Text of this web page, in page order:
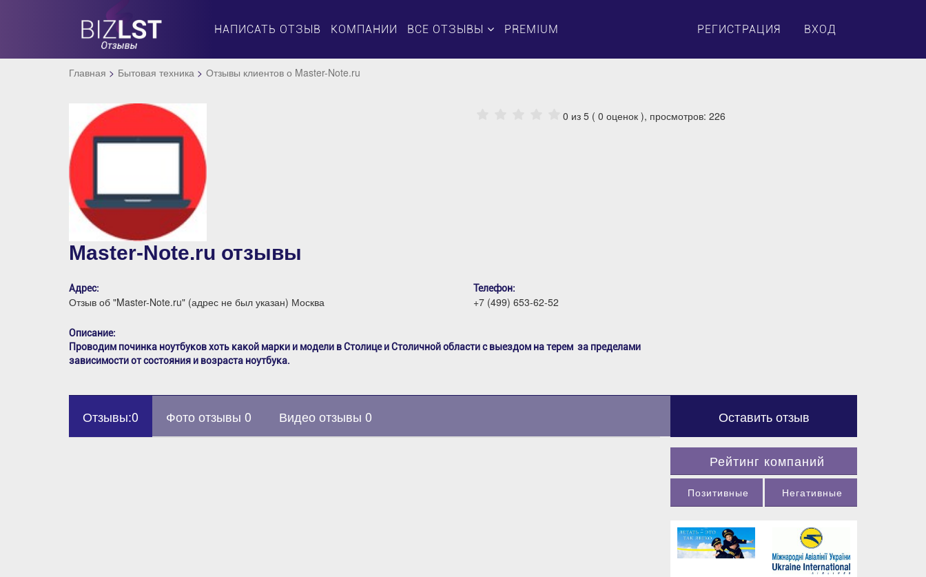
НАПИСАТЬ ОТЗЫВ КОМПАНИИ ВСЕ ОТЗЫВЫ PREMIUM РЕГИСТРАЦИЯ ВХОД
Главная Бытовая техника Отзывы клиентов о Master-Note.ru
Master-Note.ru отзывы
0 из 5 ( 0 оценок ), просмотров: 226
Адрес:
Отзыв об "Master-Note.ru" (адрес не был указан) Москва
Телефон:
+7 (499) 653-62-52
Описание:
Проводим починка ноутбуков хоть какой марки и модели в Столице и Столичной области с выездом на терем за пределами
зависимости от состояния и возраста ноутбука.
Отзывы:0 Фото отзывы 0 Видео отзывы 0 Оставить отзыв
Рейтинг компаний
Позитивные Негативные